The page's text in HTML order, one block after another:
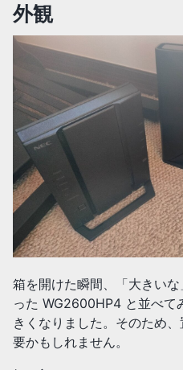
外観
箱を開けた瞬間、「大きい
った WG2600HP4 と並べて
きくなりました。そのため
要かもしれません。